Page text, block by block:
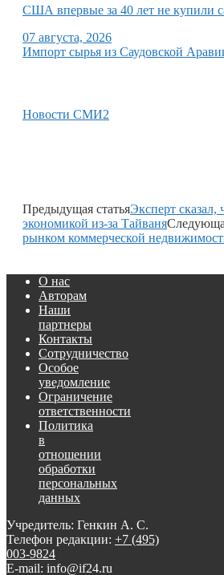
США впервые за 40 лет не купили
07 августа, 2026
Импорт сырья из Саудовской
Новости СМИ2
Предыдущая статьяЭксперт сказал,
экономикой из-за Тайваня
рынком коммерческой
О нас
Авторам
Наши
партнеры
Контакты
Сотрудничество
Особое
уведомление
Ограничение
ответственности
Политика
в
отношении
обработки
персональных
данных
Учредитель: Генкин А. С.
Телефон редакции: +7 (495)
003-9824
E-mail: info@if24.ru